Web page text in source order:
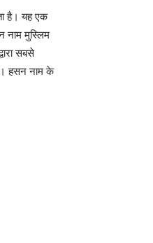
है। यह एक
नाम मुस्लिम
सबसे
हसन नाम के